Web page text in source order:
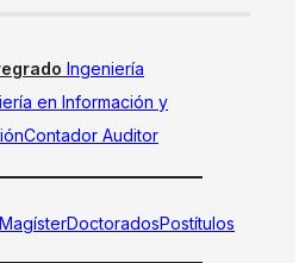
Ingeniería
en Información y
Contador Auditor
MagísterDoctoradosPostítulos